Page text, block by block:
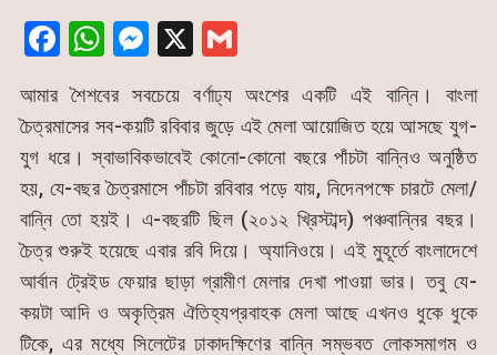
F
c
e
b
o
o
k
W
at
s
A
p
p
M
s
s
e
n
g
er
X G
ai
l
আমার শৈশবের সবচেয়ে বর্ণাঢ্য অংশের একটি এই বান্নি। বাংলা
চৈত্রমাসের সব-কয়টি রবিবার জুড়ে এই মেলা আয়োজিত হয়ে আসছে যুগ-
যুগ ধরে। স্বাভাবিকভাবেই কোনো-কোনো বছরে পাঁচটা বান্নিও অনুষ্ঠিত
হয়, যে-বছর চৈত্রমাসে পাঁচটা রবিবার পড়ে যায়, নিদেনপক্ষে চারটে মেলা/
বান্নি তো হয়ই। এ-বছরটি ছিল (২০১২ খ্রিস্টাব্দ) পঞ্চবান্নির বছর।
চৈত্র শুরুই হয়েছে এবার রবি দিয়ে। অ্যানিওয়ে। এই মুহূর্তে বাংলাদেশে
আর্বান ট্রেইড ফেয়ার ছাড়া গ্রামীণ মেলার দেখা পাওয়া ভার। তবু যে-
কয়টা আদি ও অকৃত্রিম ঐতিহ্যপ্রবাহক মেলা আছে এখনও ধুকে ধুকে
টিকে, এর মধ্যে সিলেটের ঢাকাদক্ষিণের বান্নি সম্ভবত লোকসমাগম ও